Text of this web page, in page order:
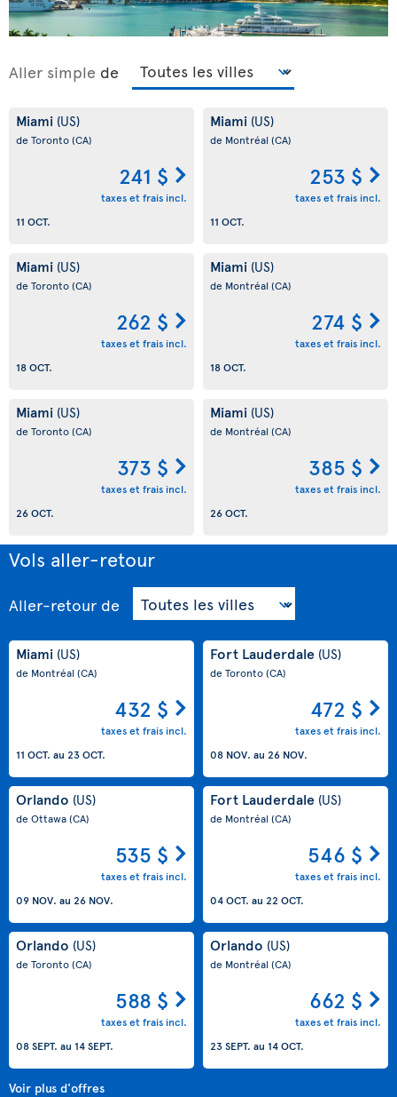
Aller simple de
Miami (US)
de Toronto(CA)
241 $
taxes et frais incl.
11 OCT.
Miami (US)
de Montréal (CA)
253 $
taxes et frais incl.
11 OCT.
Miami (US)
de Toronto(CA)
262 $
taxes et frais incl.
18 OCT.
Miami (US)
de Montréal (CA)
274 $
taxes et frais incl.
18 OCT.
Miami (US)
de Toronto(CA)
373 $
taxes et frais incl.
26 OCT.
Miami (US)
de Montréal (CA)
385 $
taxes et frais incl.
26 OCT.
Vols aller-retour
Aller-retour de
Miami (US)
de Montréal(CA)
432 $
taxes et frais incl.
11 OCT. au 23 OCT.
Fort Lauderdale (US)
de Toronto(CA)
472 $
taxes et frais incl.
08 NOV. au 26 NOV.
Orlando (US)
de Ottawa(CA)
535 $
taxes et frais incl.
09 NOV. au 26 NOV.
Fort Lauderdale (US)
de Montréal(CA)
546 $
taxes et frais incl.
04 OCT. au 22 OCT.
Orlando (US)
de Toronto(CA)
588 $
taxes et frais incl.
08 SEPT. au 14 SEPT.
Orlando (US)
de Montréal(CA)
662 $
taxes et frais incl.
23 SEPT. au 14 OCT.
Voir plus d'offres